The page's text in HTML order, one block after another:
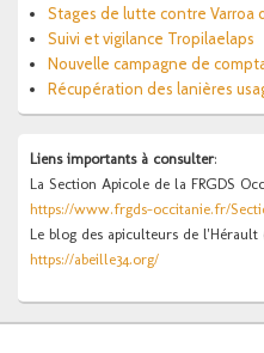
Stages de lutte contre Varroa
Suivi et vigilance Tropilaelaps
Nouvelle campagne de
Récupération des lanières
Liens importants à consulter:
La Section Apicole de la FRGDS
https://www.frgds-occitanie.fr/
Le blog des apiculteurs de l'Hérault
https://abeille34.org/